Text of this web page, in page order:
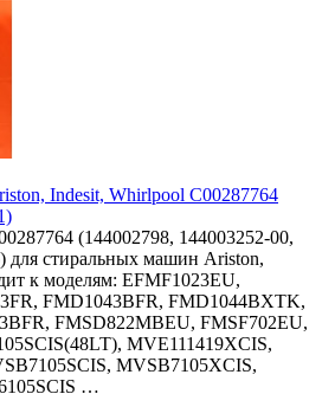
Indesit, Whirlpool C00287764
(144002798, 144003252-00,
для стиральных машин Ariston,
к моделям: EFMF1023EU,
FMD1043BFR, FMD1044BXTK,
FMSD822MBEU, FMSF702EU,
MVE111419XCIS,
MVSB7105XCIS,
…